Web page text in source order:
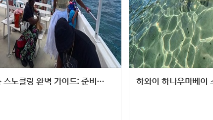
하와이 터틀 스노클링 완벽 가이드: 준비물부터 안전 팁까지